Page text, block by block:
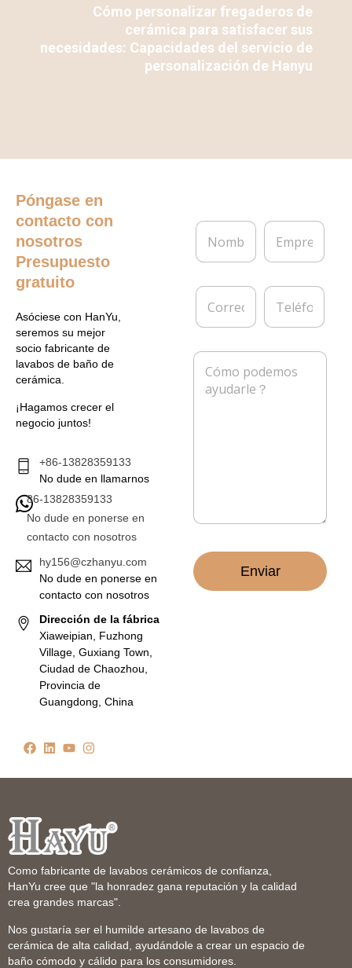
Cómo personalizar fregaderos de
cerámica para satisfacer sus
necesidades: Capacidades del servicio de
personalización de Hanyu
Póngase en
contacto con
nosotros
Presupuesto
gratuito
Asóciese con HanYu,
seremos su mejor
socio fabricante de
lavabos de baño de
cerámica.
¡Hagamos crecer el
negocio juntos!
+86-13828359133
No dude en llamarnos
86-13828359133
No dude en ponerse en
contacto con nosotros
hy156@czhanyu.com
No dude en ponerse en
contacto con nosotros
Dirección de la fábrica
Xiaweipian, Fuzhong
Village, Guxiang Town,
Ciudad de Chaozhou,
Provincia de
Guangdong, China
N
m
r
*
E
p
e
a
C
r
e
c
T
l
f
o
n
M
Enviar
Como fabricante de lavabos cerámicos de confianza,
HanYu cree que "la honradez gana reputación y la calidad
crea grandes marcas".
Nos gustaría ser el humilde artesano de lavabos de
cerámica de alta calidad, ayudándole a crear un espacio de
baño cómodo y cálido para los consumidores.